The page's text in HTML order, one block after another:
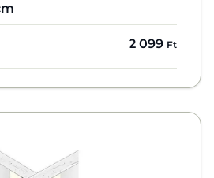
2 099 Ft